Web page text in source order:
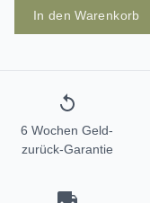
In den Warenkorb
6 Wochen Geld-
zurück-Garantie